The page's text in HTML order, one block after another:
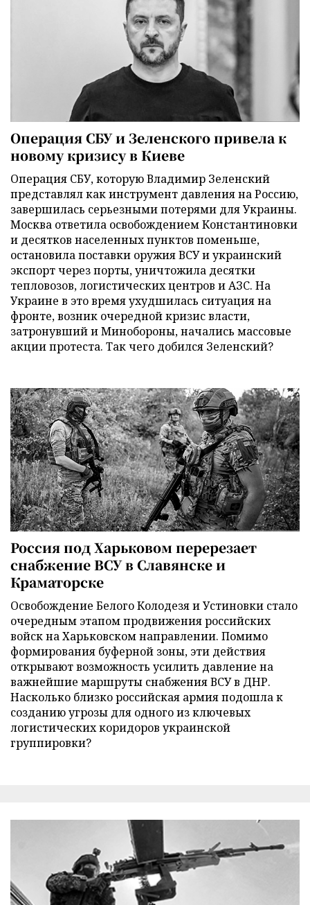
Операция СБУ и Зеленского привела к
новому кризису в Киеве
Операция СБУ, которую Владимир Зеленский
представлял как инструмент давления на Россию,
завершилась серьезными потерями для Украины.
Москва ответила освобождением Константиновки
и десятков населенных пунктов поменьше,
остановила поставки оружия ВСУ и украинский
экспорт через порты, уничтожила десятки
тепловозов, логистических центров и АЗС. На
Украине в это время ухудшилась ситуация на
фронте, возник очередной кризис власти,
затронувший и Минобороны, начались массовые
акции протеста. Так чего добился Зеленский?
Россия под Харьковом перерезает
снабжение ВСУ в Славянске и
Краматорске
Освобождение Белого Колодезя и Устиновки стало
очередным этапом продвижения российских
войск на Харьковском направлении. Помимо
формирования буферной зоны, эти действия
открывают возможность усилить давление на
важнейшие маршруты снабжения ВСУ в ДНР.
Насколько близко российская армия подошла к
созданию угрозы для одного из ключевых
логистических коридоров украинской
группировки?